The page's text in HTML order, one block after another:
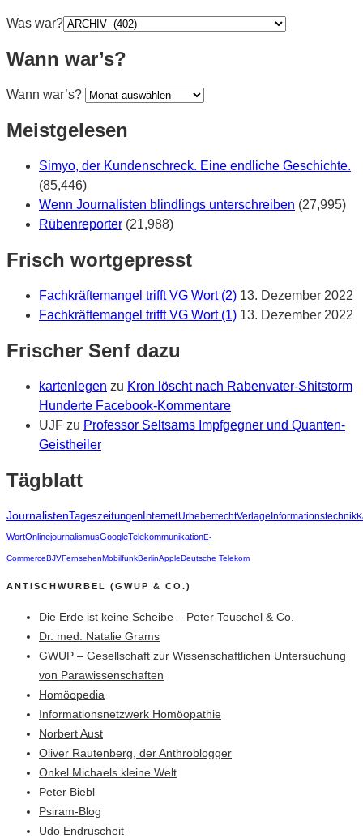
Was war?
Wann war’s?
Wann war’s?
Meistgelesen
Simyo, der Kundenschreck. Eine endliche Geschichte.
(85,446)
Wenn Journalisten blindlings unterschreiben (27,995)
Rübenreporter (21,988)
Frisch wortgepresst
Fachkräftemangel trifft VG Wort (2) 13. Dezember 2022
Fachkräftemangel trifft VG Wort (1) 13. Dezember 2022
Frischer Senf dazu
kartenlegen zu Kron löscht nach Rabenvater-Shitstorm
Hunderte Facebook-Kommentare
UJF zu Professor Seltsams Impfgegner und Quanten-
Geistheiler
Tägblatt
JournalistenTageszeitungen InternetUrheberrechtVerlage Informationstechnik
WortOnlinejournalismusGoogleTelekommunikationE-
CommerceBJVFernsehenMobilfunkBerlinAppleDeutsche Telekom
ANTISCHWURBEL (GWUP & CO.)
Die Erde ist keine Scheibe – Peter Teuschel & Co.
Dr. med. Natalie Grams
GWUP – Gesellschaft zur Wissenschaftlichen Untersuchung
von Parawissenschaften
Homöopedia
Informationsnetzwerk Homöopathie
Norbert Aust
Oliver Rautenberg, der Anthroblogger
Onkel Michaels kleine Welt
Peter Biebl
Psiram-Blog
Udo Endruscheit